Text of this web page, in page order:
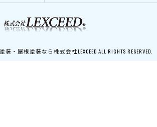
屋根塗装なら株式会社LEXCEED ALL RIGHTS RESERVED.